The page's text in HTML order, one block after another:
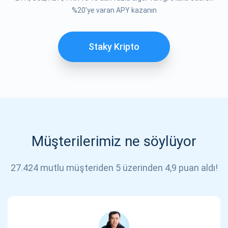
%20'ye varan APY kazanın
Staky Kripto
Müşterilerimiz ne söylüyor
27.424 mutlu müşteriden 5 üzerinden 4,9 puan aldı!